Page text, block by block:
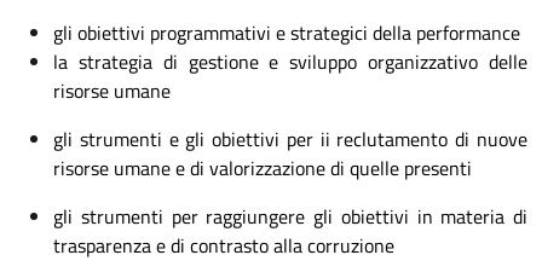
gli obiettivi programmativi e strategici della performance
la strategia di gestione e sviluppo organizzativo delle
risorse umane
gli strumenti e gli obiettivi per ii reclutamento di nuove
risorse umane e di valorizzazione di quelle presenti
gli strumenti per raggiungere gli obiettivi in materia di
trasparenza e di contrasto alla corruzione